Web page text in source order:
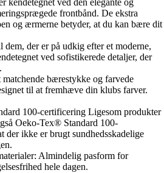
kendetegnet ved den elegante og
frontbånd. De ekstra
og ærmerne betyder, at du kan bære dit
der er på udkig efter et moderne,
ved sofistikerede detaljer, der
bærestykke og farvede
til at fremhæve din klubs farver.
100-certificering Ligesom produkter
Oeko-Tex® Standard 100-
der ikke er brugt sundhedsskadelige
Almindelig pasform for
hele dagen.